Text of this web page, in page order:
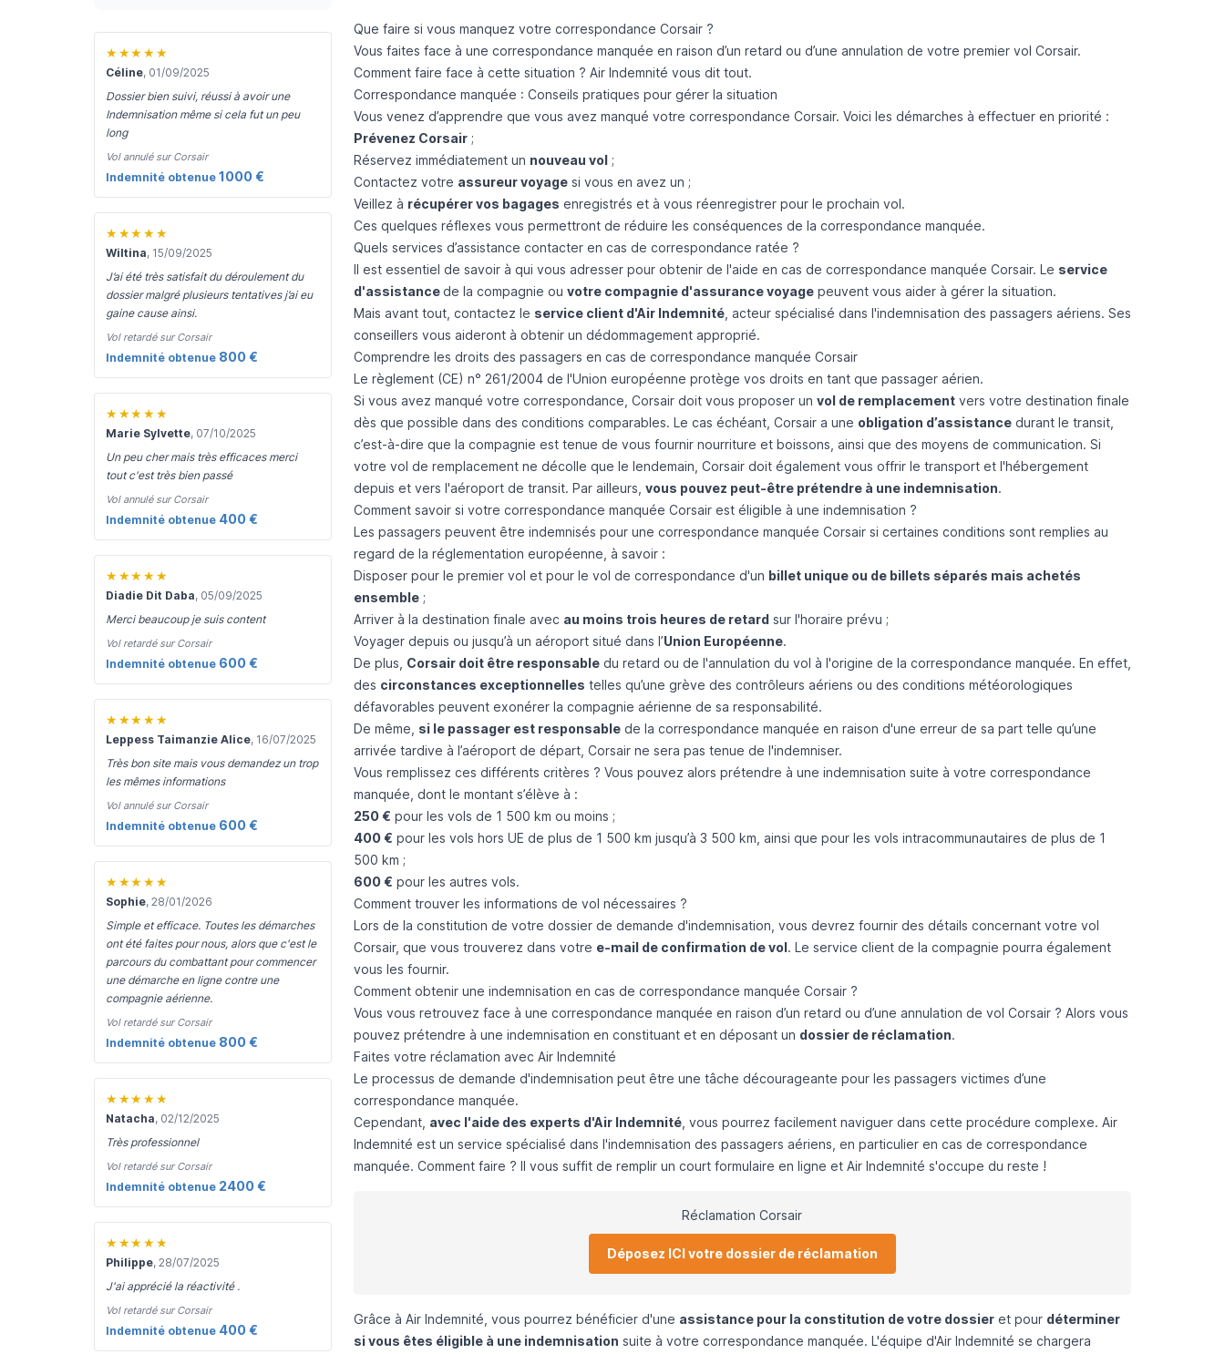
★★★★★
Céline, 01/09/2025
Dossier bien suivi, réussi à avoir une
Indemnisation même si cela fut un peu
long
Vol annulé sur Corsair
Indemnité obtenue 1000 €
★★★★★
Wiltina, 15/09/2025
J’ai été très satisfait du déroulement du
dossier malgré plusieurs tentatives j’ai eu
gaine cause ainsi.
Vol retardé sur Corsair
Indemnité obtenue 800 €
★★★★★
Marie Sylvette, 07/10/2025
Un peu cher mais très efficaces merci
tout c'est très bien passé
Vol annulé sur Corsair
Indemnité obtenue 400 €
★★★★★
Diadie Dit Daba, 05/09/2025
Merci beaucoup je suis content
Vol retardé sur Corsair
Indemnité obtenue 600 €
★★★★★
Leppess Taimanzie Alice, 16/07/2025
Très bon site mais vous demandez un trop
les mêmes informations
Vol annulé sur Corsair
Indemnité obtenue 600 €
★★★★★
Sophie, 28/01/2026
Simple et efficace. Toutes les démarches
ont été faites pour nous, alors que c'est le
parcours du combattant pour commencer
une démarche en ligne contre une
compagnie aérienne.
Vol retardé sur Corsair
Indemnité obtenue 800 €
★★★★★
Natacha, 02/12/2025
Très professionnel
Vol retardé sur Corsair
Indemnité obtenue 2400 €
★★★★★
Philippe, 28/07/2025
J'ai apprécié la réactivité .
Vol retardé sur Corsair
Indemnité obtenue 400 €
Que faire si vous manquez votre correspondance Corsair ?
Vous faites face à une correspondance manquée en raison d’un retard ou d’une annulation de votre premier vol Corsair.
Comment faire face à cette situation ? Air Indemnité vous dit tout.
Correspondance manquée : Conseils pratiques pour gérer la situation
Vous venez d’apprendre que vous avez manqué votre correspondance Corsair. Voici les démarches à effectuer en priorité :
Prévenez Corsair;
Réservez immédiatement un nouveau vol;
Contactez votre assureur voyagesi vous en avez un ;
Veillez à récupérer vos bagages enregistrés et à vous réenregistrer pour le prochain vol.
Ces quelques réflexes vous permettront de réduire les conséquences de la correspondance manquée.
Quels services d’assistance contacter en cas de correspondance ratée ?
Il est essentiel de savoir à qui vous adresser pour obtenir de l'aide en cas de correspondance manquée Corsair. Le service
d'assistancede la compagnie ou votre compagnie d'assurance voyagepeuvent vous aider à gérer la situation.
Mais avant tout, contactez le service client d'Air Indemnité, acteur spécialisé dans l'indemnisation des passagers aériens. Ses
conseillers vous aideront à obtenir un dédommagement approprié.
Comprendre les droits des passagers en cas de correspondance manquée Corsair
Le règlement (CE) n° 261/2004 de l'Union européenne protège vos droits en tant que passager aérien.
Si vous avez manqué votre correspondance, Corsair doit vous proposer un vol de remplacementvers votre destination finale
dès que possible dans des conditions comparables. Le cas échéant, Corsair a une obligation d’assistancedurant le transit,
c’est-à-dire que la compagnie est tenue de vous fournir nourriture et boissons, ainsi que des moyens de communication. Si
votre vol de remplacement ne décolle que le lendemain, Corsair doit également vous offrir le transport et l'hébergement
depuis et vers l'aéroport de transit. Par ailleurs, vous pouvez peut-être prétendre à une indemnisation.
Comment savoir si votre correspondance manquée Corsair est éligible à une indemnisation ?
Les passagers peuvent être indemnisés pour une correspondance manquée Corsair si certaines conditions sont remplies au
regard de la réglementation européenne, à savoir :
Disposer pour le premier vol et pour le vol de correspondance d'un billet unique ou de billets séparés mais achetés
ensemble;
Arriver à la destination finale avec au moins trois heures de retardsur l'horaire prévu ;
Voyager depuis ou jusqu’à un aéroport situé dans l’Union Européenne.
De plus, Corsair doit être responsabledu retard ou de l'annulation du vol à l'origine de la correspondance manquée. En effet,
des circonstances exceptionnelles telles qu’une grève des contrôleurs aériens ou des conditions météorologiques
défavorables peuvent exonérer la compagnie aérienne de sa responsabilité.
De même, si le passager est responsablede la correspondance manquée en raison d'une erreur de sa part telle qu’une
arrivée tardive à l’aéroport de départ, Corsair ne sera pas tenue de l'indemniser.
Vous remplissez ces différents critères ? Vous pouvez alors prétendre à une indemnisation suite à votre correspondance
manquée, dont le montant s’élève à :
250 € pour les vols de 1 500 km ou moins ;
400 € pour les vols hors UE de plus de 1 500 km jusqu’à 3 500 km, ainsi que pour les vols intracommunautaires de plus de 1
500 km ;
600 € pour les autres vols.
Comment trouver les informations de vol nécessaires ?
Lors de la constitution de votre dossier de demande d'indemnisation, vous devrez fournir des détails concernant votre vol
Corsair, que vous trouverez dans votre e-mail de confirmation de vol. Le service client de la compagnie pourra également
vous les fournir.
Comment obtenir une indemnisation en cas de correspondance manquée Corsair ?
Vous vous retrouvez face à une correspondance manquée en raison d’un retard ou d’une annulation de vol Corsair ? Alors vous
pouvez prétendre à une indemnisation en constituant et en déposant un dossier de réclamation.
Faites votre réclamation avec Air Indemnité
Le processus de demande d'indemnisation peut être une tâche décourageante pour les passagers victimes d’une
correspondance manquée.
Cependant, avec l'aide des experts d'Air Indemnité, vous pourrez facilement naviguer dans cette procédure complexe. Air
Indemnité est un service spécialisé dans l'indemnisation des passagers aériens, en particulier en cas de correspondance
manquée. Comment faire ? Il vous suffit de remplir un court formulaire en ligne et Air Indemnité s'occupe du reste !
Réclamation Corsair
Déposez ICI votre dossier de réclamation
Grâce à Air Indemnité, vous pourrez bénéficier d'une assistance pour la constitution de votre dossieret pour déterminer
si vous êtes éligible à une indemnisation suite à votre correspondance manquée. L'équipe d'Air Indemnité se chargera